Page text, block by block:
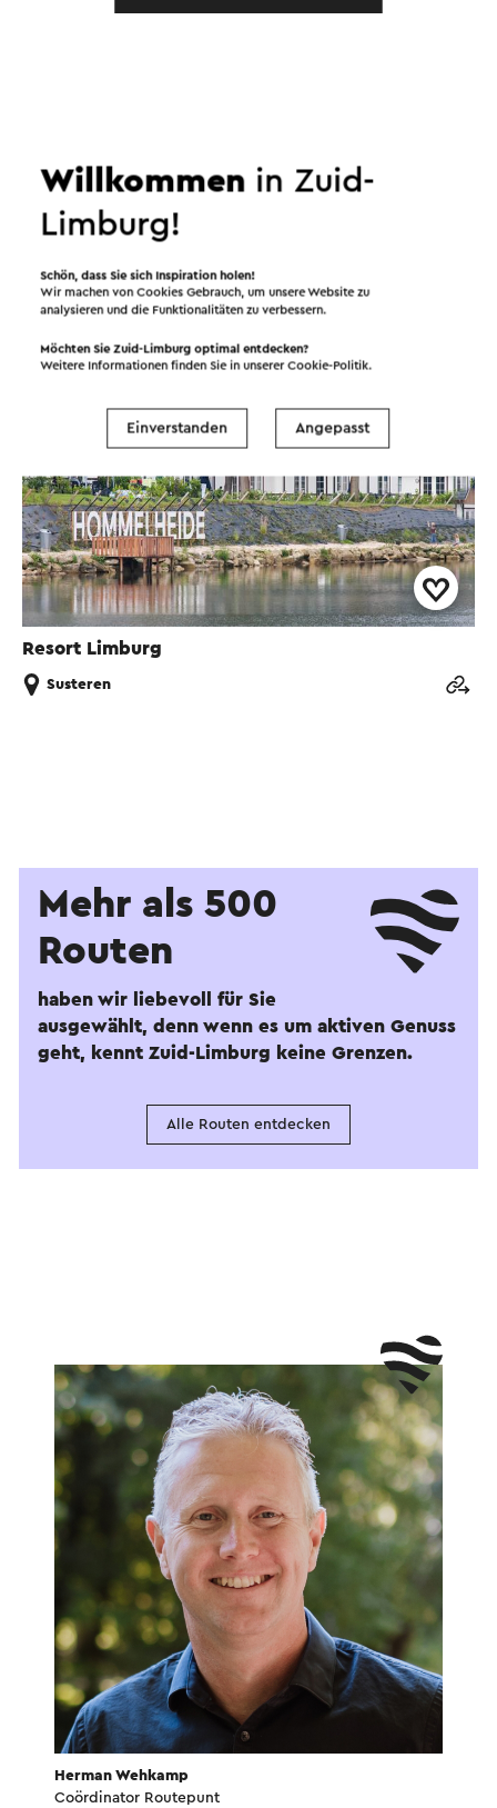
Attraktionen Sehenswürdigkeiten
Unterkünfte
Resort Limburg
Wellnesscenter
Susteren
Mehr als 500
Routen
haben wir liebevoll für Sie
ausgewählt, denn wenn es um aktiven Genuss
geht, kennt Zuid-Limburg keine Grenzen.
Alle Routen entdecken
Herman Wehkamp
Coördinator Routepunt
Willkommen in Zuid-
Limburg!
Schön, dass Sie sich Inspiration holen!
Wir machen von Cookies Gebrauch, um unsere Website zu
analysieren und die Funktionalitäten zu verbessern.
Möchten Sie Zuid-Limburg optimal entdecken?
Weitere Informationen finden Sie in unsererCookie-Politik.
Einverstanden Angepasst